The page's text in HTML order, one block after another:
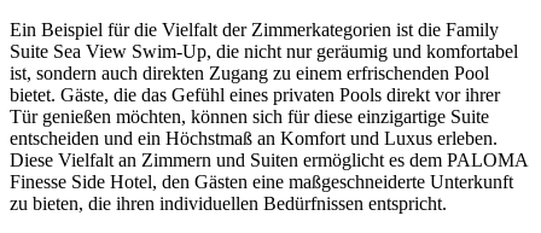
Ein Beispiel für die Vielfalt der Zimmerkategorien ist die Family
Suite Sea View Swim-Up, die nicht nur geräumig und komfortabel
ist, sondern auch direkten Zugang zu einem erfrischenden Pool
bietet. Gäste, die das Gefühl eines privaten Pools direkt vor ihrer
Tür genießen möchten, können sich für diese einzigartige Suite
entscheiden und ein Höchstmaß an Komfort und Luxus erleben.
Diese Vielfalt an Zimmern und Suiten ermöglicht es dem PALOMA
Finesse Side Hotel, den Gästen eine maßgeschneiderte Unterkunft
zu bieten, die ihren individuellen Bedürfnissen entspricht.